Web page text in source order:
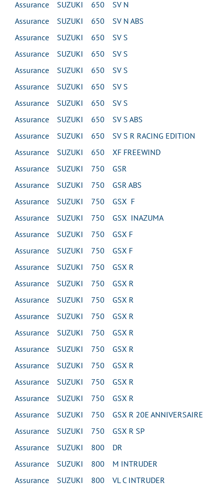
Assurance SUZUKI 650 SV N
Assurance SUZUKI 650 SV N ABS
Assurance SUZUKI 650 SV S
Assurance SUZUKI 650 SV S
Assurance SUZUKI 650 SV S
Assurance SUZUKI 650 SV S
Assurance SUZUKI 650 SV S
Assurance SUZUKI 650 SV S ABS
Assurance SUZUKI 650 SV S R RACING EDITION
Assurance SUZUKI 650 XF FREEWIND
Assurance SUZUKI 750 GSR
Assurance SUZUKI 750 GSR ABS
Assurance SUZUKI 750 GSX F
Assurance SUZUKI 750 GSX INAZUMA
Assurance SUZUKI 750 GSX F
Assurance SUZUKI 750 GSX F
Assurance SUZUKI 750 GSX R
Assurance SUZUKI 750 GSX R
Assurance SUZUKI 750 GSX R
Assurance SUZUKI 750 GSX R
Assurance SUZUKI 750 GSX R
Assurance SUZUKI 750 GSX R
Assurance SUZUKI 750 GSX R
Assurance SUZUKI 750 GSX R
Assurance SUZUKI 750 GSX R
Assurance SUZUKI 750 GSX R 20E ANNIVERSAIRE
Assurance SUZUKI 750 GSX R SP
Assurance SUZUKI 800 DR
Assurance SUZUKI 800 M INTRUDER
Assurance SUZUKI 800 VL C INTRUDER